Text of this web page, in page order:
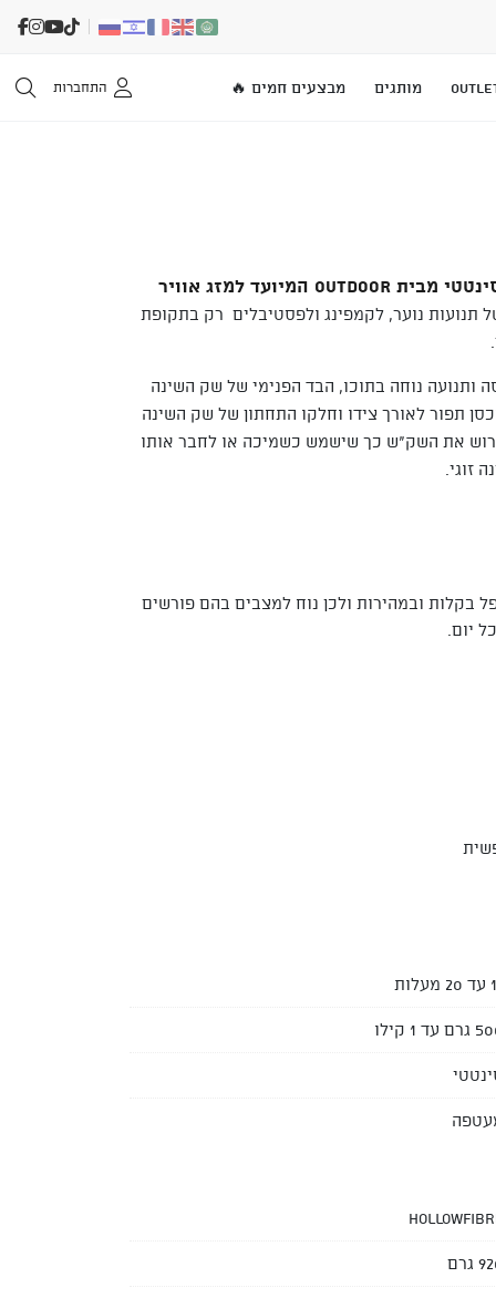
מותגים מבצעים חמים 🔥 התחברות
שק שינה מלבני במילוי סינטטי מבית Outdoor המיועד למזג אוויר
תנועות נוער, לקמפינג ולפסטיבלים רק בתקופת
ותנועה נוחה בתוכו, הבד הפנימי של שק השינה
תפור לאורך צידו וחלקו התחתון של שק השינה
את השק"ש כך שישמש כשמיכה או לחבר אותו
זוגי.
בקלות ובמהירות ולכן נוח למצבים בהם פורשים
יום.
עד 1 קילו
גרם